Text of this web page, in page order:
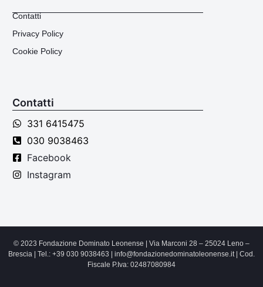
Contatti
Privacy Policy
Cookie Policy
Contatti
331 6415475
030 9038463
Facebook
Instagram
© 2023 Fondazione Dominato Leonense | Via Marconi 28 – 25024 Leno –
Brescia | Tel.: +39 030 9038463 | info@fondazionedominatoleonense.it | Cod.
Fiscale P.Iva: 02487080984